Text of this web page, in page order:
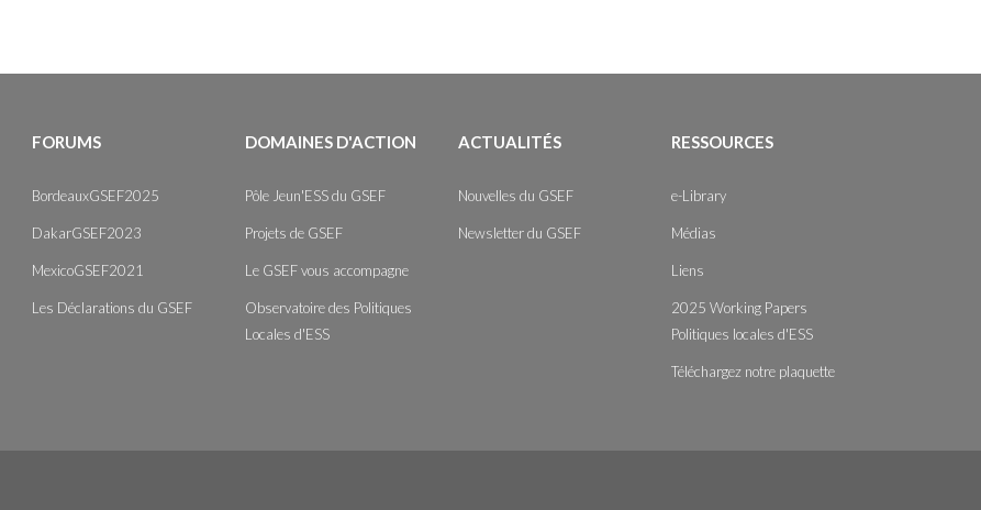
FORUMS
BordeauxGSEF2025
DakarGSEF2023
MexicoGSEF2021
Les Déclarations du GSEF
DOMAINES D'ACTION
Pôle Jeun'ESS du GSEF
Projets de GSEF
Le GSEF vous accompagne
Observatoire des Politiques
Locales d'ESS
ACTUALITÉS
Nouvelles du GSEF
Newsletter du GSEF
RESSOURCES
e-Library
Médias
Liens
2025 Working Papers
Politiques locales d'ESS
Téléchargez notre plaquette